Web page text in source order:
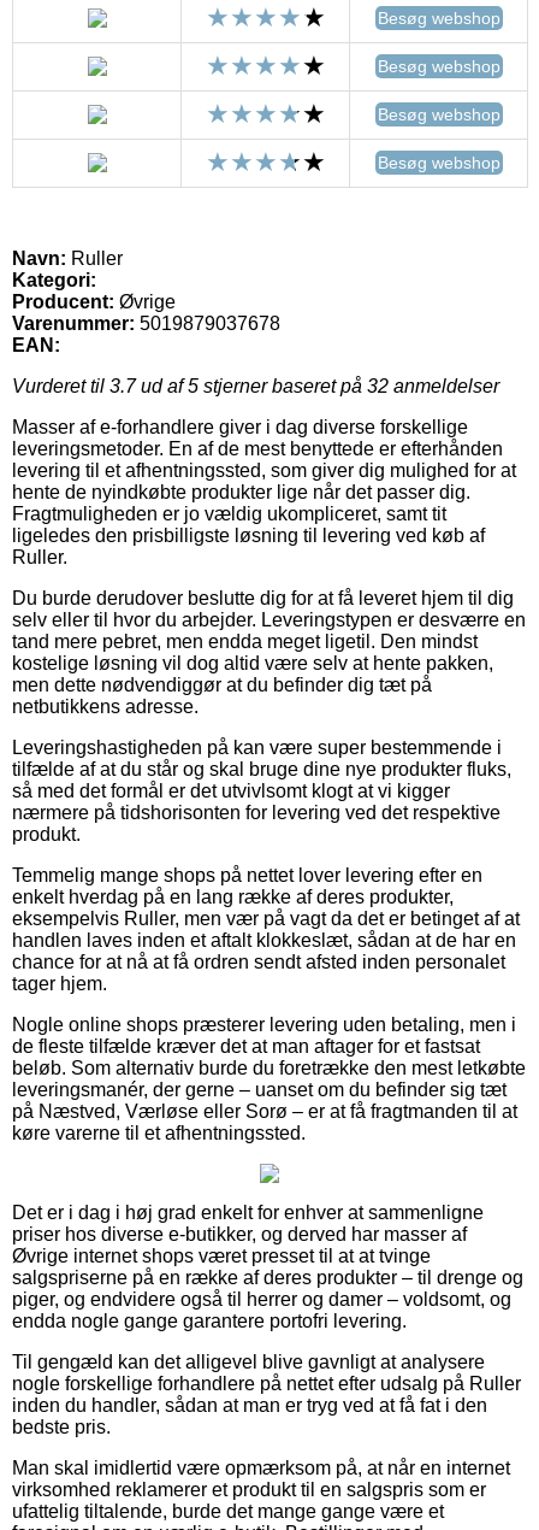
Besøg webshop
Besøg webshop
Besøg webshop
Besøg webshop
Navn: Ruller
Kategori:
Producent: Øvrige
Varenummer: 5019879037678
EAN:
Vurderet til 3.7ud af 5 stjerner baseret på 32 anmeldelser
Masser af e-forhandlere giver i dag diverse forskellige
leveringsmetoder. En af de mest benyttede er efterhånden
levering til et afhentningssted, som giver dig mulighed for at
hente de nyindkøbte produkter lige når det passer dig.
Fragtmuligheden er jo vældig ukompliceret, samt tit
ligeledes den prisbilligste løsning til levering ved køb af
Ruller.
Du burde derudover beslutte dig for at få leveret hjem til dig
selv eller til hvor du arbejder. Leveringstypen er desværre en
tand mere pebret, men endda meget ligetil. Den mindst
kostelige løsning vil dog altid være selv at hente pakken,
men dette nødvendiggør at du befinder dig tæt på
netbutikkens adresse.
Leveringshastigheden på kan være super bestemmende i
tilfælde af at du står og skal bruge dine nye produkter fluks,
så med det formål er det utvivlsomt klogt at vi kigger
nærmere på tidshorisonten for levering ved det respektive
produkt.
Temmelig mange shops på nettet lover levering efter en
enkelt hverdag på en lang række af deres produkter,
eksempelvis Ruller, men vær på vagt da det er betinget af at
handlen laves inden et aftalt klokkeslæt, sådan at de har en
chance for at nå at få ordren sendt afsted inden personalet
tager hjem.
Nogle online shops præsterer levering uden betaling, men i
de fleste tilfælde kræver det at man aftager for et fastsat
beløb. Som alternativ burde du foretrække den mest letkøbte
leveringsmanér, der gerne – uanset om du befinder sig tæt
på Næstved, Værløse eller Sorø – er at få fragtmanden til at
køre varerne til et afhentningssted.
Det er i dag i høj grad enkelt for enhver at sammenligne
priser hos diverse e-butikker, og derved har masser af
Øvrige internet shops været presset til at at tvinge
salgspriserne på en række af deres produkter – til drenge og
piger, og endvidere også til herrer og damer – voldsomt, og
endda nogle gange garantere portofri levering.
Til gengæld kan det alligevel blive gavnligt at analysere
nogle forskellige forhandlere på nettet efter udsalg på Ruller
inden du handler, sådan at man er tryg ved at få fat i den
bedste pris.
Man skal imidlertid være opmærksom på, at når en internet
virksomhed reklamerer et produkt til en salgspris som er
ufattelig tiltalende, burde det mange gange være et